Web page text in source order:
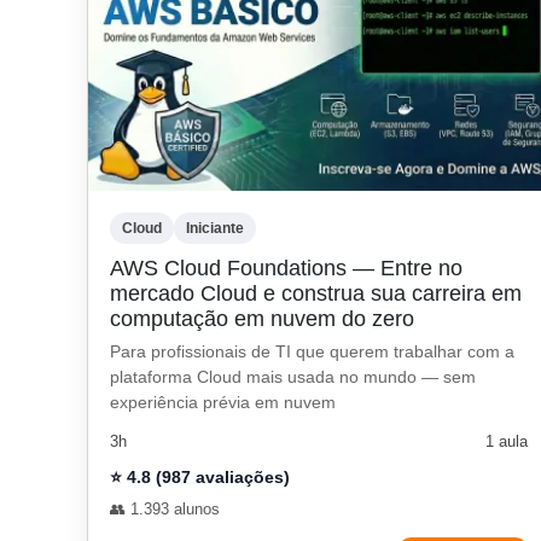
Cloud Iniciante
AWS Cloud Foundations — Entre no
mercado Cloud e construa sua carreira em
computação em nuvem do zero
Para profissionais de TI que querem trabalhar com a
plataforma Cloud mais usada no mundo — sem
experiência prévia em nuvem
3h 1 aula
⭐ 4.8 (987 avaliações)
👥 1.393 alunos